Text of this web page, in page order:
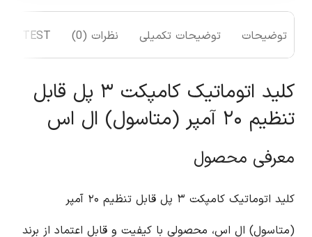
توضیحات توضیحات تکمیلی نظرات (0) TEST
کلید اتوماتیک کامپکت ۳ پل قابل
تنظیم ۲۰ آمپر (متاسول) ال اس
معرفی محصول
کلید اتوماتیک کامپکت ۳ پل قابل تنظیم ۲۰ آمپر
(متاسول) ال اس، محصولی با کیفیت و قابل اعتماد از برند